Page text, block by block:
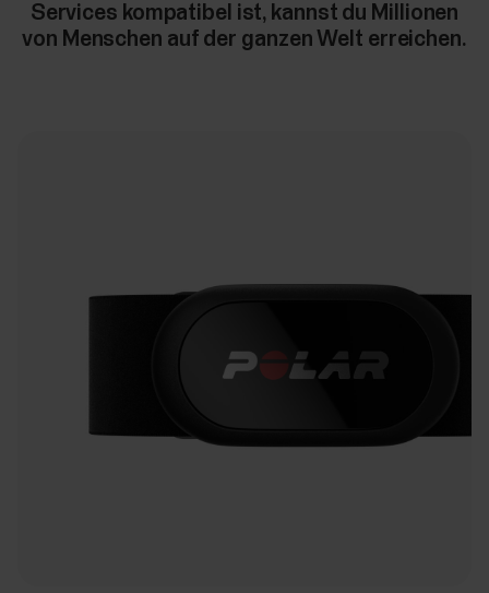
Services kompatibel ist, kannst du Millionen
von Menschen auf der ganzen Welt erreichen.